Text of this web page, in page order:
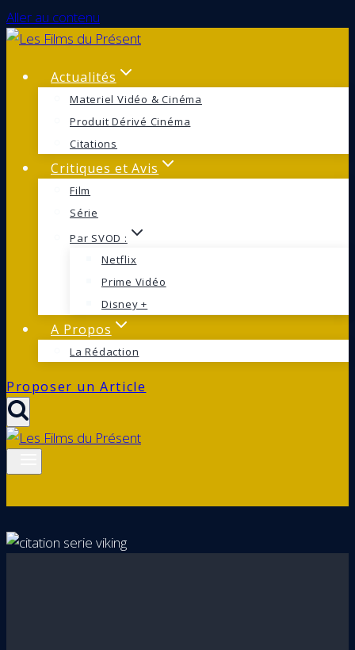
Aller au contenu
Actualités
Materiel Vidéo & Cinéma
Produit Dérivé Cinéma
Citations
Critiques et Avis
Film
Série
Par SVOD :
Netflix
Prime Vidéo
Disney +
A Propos
La Rédaction
Proposer un Article